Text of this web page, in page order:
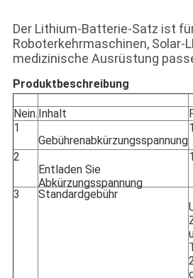
Der Lithium-Batterie-Satz ist
Roboterkehrmaschinen, Solar-
medizinische Ausrüstung
Produktbeschreibung
Nein. Inhalt
1
Gebührenabkürzungsspannung
2
Entladen Sie
Abkürzungsspannung
3
Standardgebühr